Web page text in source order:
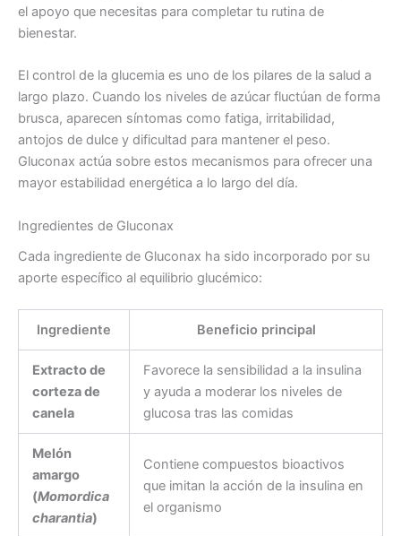
el apoyo que necesitas para completar tu rutina de
bienestar.
El control de la glucemia es uno de los pilares de la salud a
largo plazo. Cuando los niveles de azúcar fluctúan de forma
brusca, aparecen síntomas como fatiga, irritabilidad,
antojos de dulce y dificultad para mantener el peso.
Gluconax actúa sobre estos mecanismos para ofrecer una
mayor estabilidad energética a lo largo del día.
Ingredientes de Gluconax
Cada ingrediente de Gluconax ha sido incorporado por su
aporte específico al equilibrio glucémico:
Ingrediente Beneficio principal
Extracto de
corteza de
canela
Favorece la sensibilidad a la insulina
y ayuda a moderar los niveles de
glucosa tras las comidas
Melón
amargo
(Momordica
charantia)
Contiene compuestos bioactivos
que imitan la acción de la insulina en
el organismo